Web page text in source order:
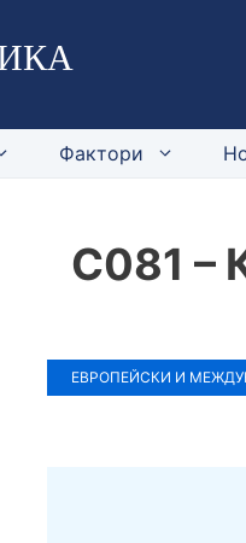
Фактори
С081 –
ЕВРОПЕЙСКИ И